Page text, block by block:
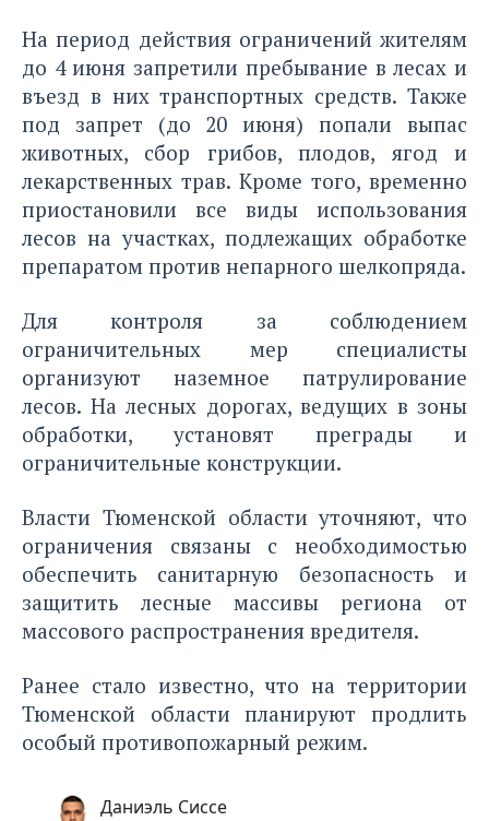
На период действия ограничений жителям
до 4 июня запретили пребывание в лесах и
въезд в них транспортных средств. Также
под запрет (до 20 июня) попали выпас
животных, сбор грибов, плодов, ягод и
лекарственных трав. Кроме того, временно
приостановили все виды использования
лесов на участках, подлежащих обработке
препаратом против непарного шелкопряда.
Для контроля за соблюдением
ограничительных мер специалисты
организуют наземное патрулирование
лесов. На лесных дорогах, ведущих в зоны
обработки, установят преграды и
ограничительные конструкции.
Власти Тюменской области уточняют, что
ограничения связаны с необходимостью
обеспечить санитарную безопасность и
защитить лесные массивы региона от
массового распространения вредителя.
Ранее стало известно, что на территории
Тюменской областипланируют продлить
особый противопожарный режим.
Даниэль Сиссе